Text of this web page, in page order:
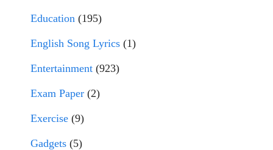
Education (195)
English Song Lyrics (1)
Entertainment (923)
Exam Paper (2)
Exercise (9)
Gadgets (5)